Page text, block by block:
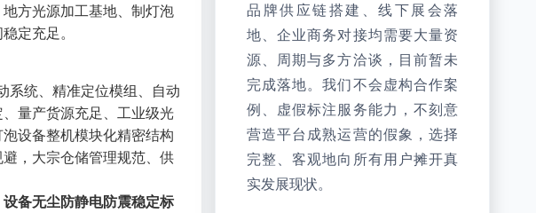
方光源加工基地、制灯泡
定充足。
系统、精准定位模组、自动
量产货源充足、工业级光
设备整机模块化精密结构
，大宗仓储管理规范、供
备无尘防静电防震稳定标
品牌供应链搭建、线下展会落
地、企业商务对接均需要大量资
源、周期与多方洽谈，目前暂未
完成落地。我们不会虚构合作案
例、虚假标注服务能力，不刻意
营造平台成熟运营的假象，选择
完整、客观地向所有用户摊开真
实发展现状。